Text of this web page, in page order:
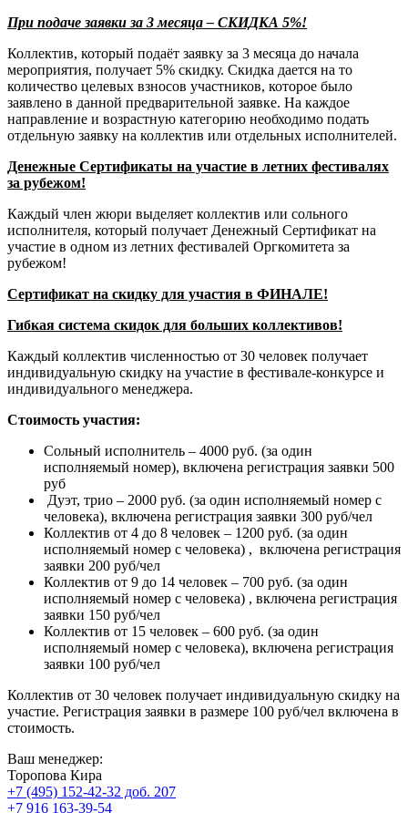
При подаче заявки за 3 месяца – СКИДКА 5%!
Коллектив, который подаёт заявку за 3 месяца до начала
мероприятия, получает 5% скидку. Скидка дается на то
количество целевых взносов участников, которое было
заявлено в данной предварительной заявке. На каждое
направление и возрастную категорию необходимо подать
отдельную заявку на коллектив или отдельных исполнителей.
Денежные Сертификаты на участие в летних фестивалях
за рубежом!
Каждый член жюри выделяет коллектив или сольного
исполнителя, который получает Денежный Сертификат на
участие в одном из летних фестивалей Оргкомитета за
рубежом!
Сертификат на скидку для участия в ФИНАЛЕ!
Гибкая система скидок для больших коллективов!
Каждый коллектив численностью от 30 человек получает
индивидуальную скидку на участие в фестивале-конкурсе и
индивидуального менеджера.
Стоимость участия:
Сольный исполнитель – 4000 руб. (за один
исполняемый номер), включена регистрация заявки 500
руб
Дуэт, трио – 2000 руб. (за один исполняемый номер с
человека), включена регистрация заявки 300 руб/чел
Коллектив от 4 до 8 человек – 1200 руб. (за один
исполняемый номер с человека) , включена регистрация
заявки 200 руб/чел
Коллектив от 9 до 14 человек – 700 руб. (за один
исполняемый номер с человека) , включена регистрация
заявки 150 руб/чел
Коллектив от 15 человек – 600 руб. (за один
исполняемый номер с человека), включена регистрация
заявки 100 руб/чел
Коллектив от 30 человек получает индивидуальную скидку на
участие. Регистрация заявки в размере 100 руб/чел включена в
стоимость.
Ваш менеджер:
Торопова Кира
+7 (495) 152-42-32 доб. 207
+7 916 163-39-54